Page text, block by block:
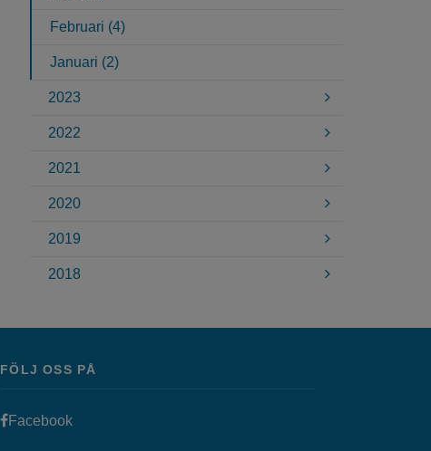
Februari (4)
Januari (2)
2023
2022
2021
2020
2019
2018
FÖLJ OSS PÅ
FacebookLänk till annan webbplats, öppnas i nytt fönster.